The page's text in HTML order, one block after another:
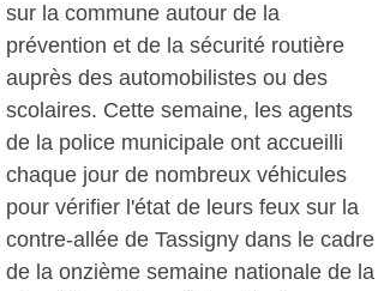
sur la commune autour de la
prévention et de la sécurité routière
auprès des automobilistes ou des
scolaires. Cette semaine, les agents
de la police municipale ont accueilli
chaque jour de nombreux véhicules
pour vérifier l'état de leurs feux sur la
contre-allée de Tassigny dans le cadre
de la onzième semaine nationale de la